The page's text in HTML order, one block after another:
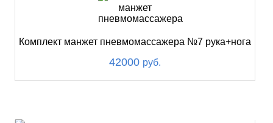
Комплект манжет пневмомассажера №7 рука+нога
42000 руб.